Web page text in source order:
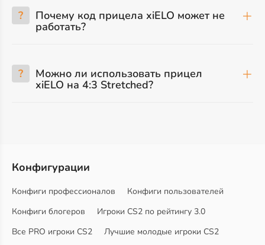
? Почему код прицела xiELO может не
работать?
? Можно ли использовать прицел
xiELO на 4:3 Stretched?
Конфигурации
Конфиги профессионалов
Конфиги пользователей
Конфиги блогеров
Игроки CS2 по рейтингу 3.0
Все PRO игроки CS2
Лучшие молодые игроки CS2